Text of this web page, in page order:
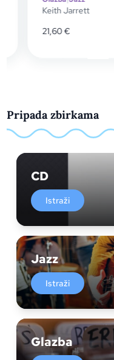
Keith Jarrett
21,60€
Pripada zbirkama
CD
Istraži
Jazz
Istraži
Glazba